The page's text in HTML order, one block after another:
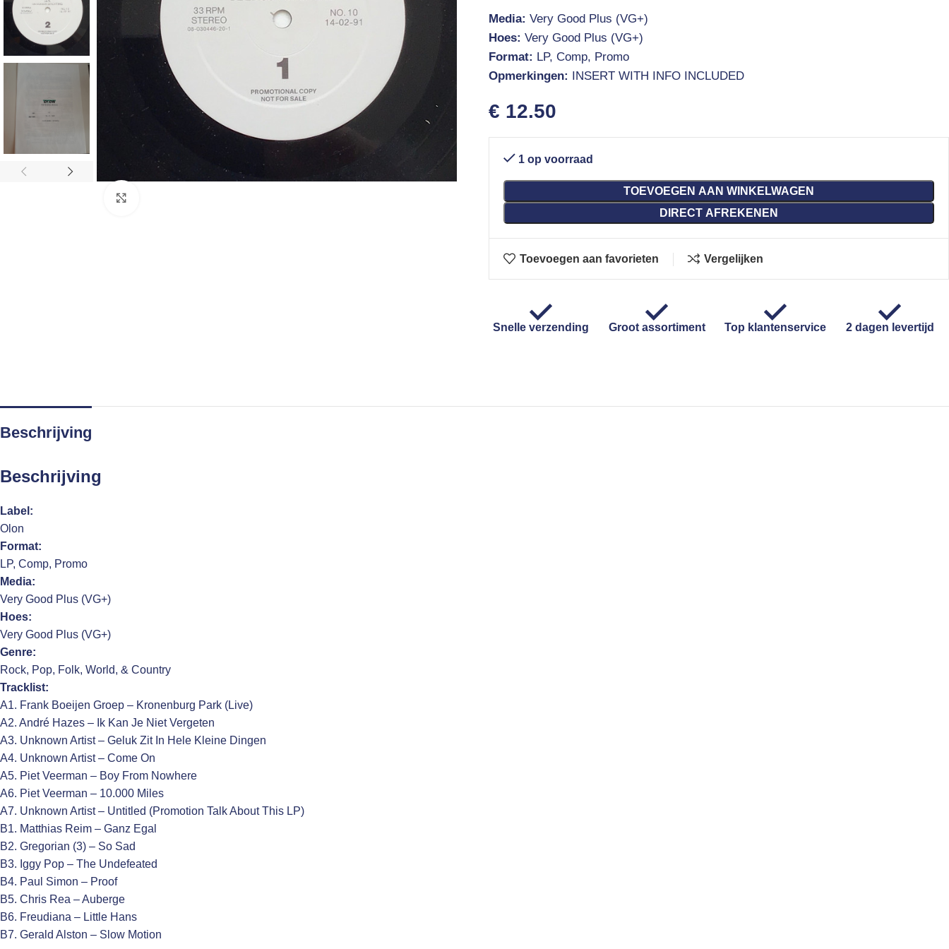
Media: Very Good Plus (VG+)
Hoes: Very Good Plus (VG+)
Format: LP, Comp, Promo
Opmerkingen: INSERT WITH INFO INCLUDED
€ 12.50
1 op voorraad
TOEVOEGEN AAN WINKELWAGEN
DIRECT AFREKENEN
Toevoegen aan favorieten Vergelijken
Snelle verzending Groot assortiment Top klantenservice 2 dagen levertijd
Beschrijving
Beschrijving
Label:
Olon
Format:
LP, Comp, Promo
Media:
Very Good Plus (VG+)
Hoes:
Very Good Plus (VG+)
Genre:
Rock, Pop, Folk, World, & Country
Tracklist:
A1. Frank Boeijen Groep – Kronenburg Park (Live)
A2. André Hazes – Ik Kan Je Niet Vergeten
A3. Unknown Artist – Geluk Zit In Hele Kleine Dingen
A4. Unknown Artist – Come On
A5. Piet Veerman – Boy From Nowhere
A6. Piet Veerman – 10.000 Miles
A7. Unknown Artist – Untitled (Promotion Talk About This LP)
B1. Matthias Reim – Ganz Egal
B2. Gregorian (3) – So Sad
B3. Iggy Pop – The Undefeated
B4. Paul Simon – Proof
B5. Chris Rea – Auberge
B6. Freudiana – Little Hans
B7. Gerald Alston – Slow Motion